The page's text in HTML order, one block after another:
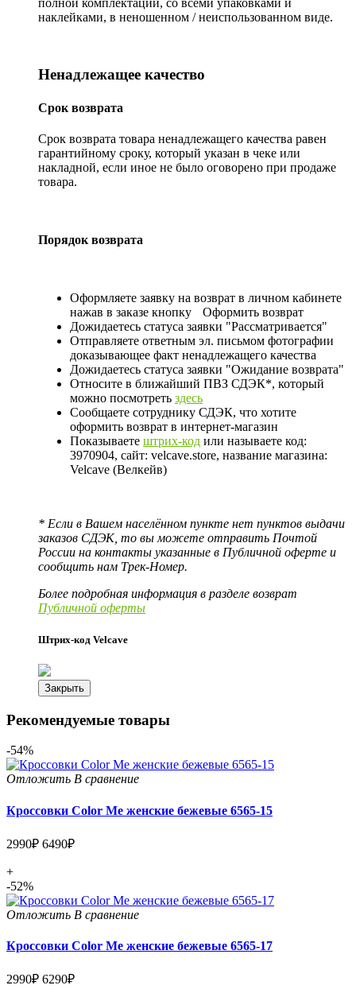
наклейками, в неношенном / неиспользованном виде.
Ненадлежащее качество
Срок возврата
Срок возврата товара ненадлежащего качества равен
гарантийному сроку, который указан в чеке или
накладной, если иное не было оговорено при продаже
товара.
Порядок возврата
Оформляете заявку на возврат в личном кабинете
нажав в заказе кнопку
Оформить возврат
Дожидаетесь статуса заявки "Рассматривается"
Отправляете ответным эл. письмом фотографии
доказывающее факт ненадлежащего качества
Дожидаетесь статуса заявки "Ожидание возврата"
Относите в ближайший ПВЗ СДЭК*, который
можно посмотреть здесь
Сообщаете сотруднику СДЭК, что хотите
оформить возврат в интернет-магазин
Показываете штрих-код или называете код:
3970904, сайт: velcave.store, название магазина:
Velcave (Велкейв)
* Если в Вашем населённом пункте нет пунктов выдачи
заказов СДЭК, то вы можете отправить Почтой
России на контакты указанные в Публичной оферте и
сообщить нам Трек-Номер.
Более подробная информация в разделе возврат
Публичной оферты
Штрих-код Velcave
Закрыть
Рекомендуемые товары
-54%
Отложить В сравнение
Кроссовки Color Me женские бежевые 6565-15
2990₽ 6490₽
+
-52%
Отложить В сравнение
Кроссовки Color Me женские бежевые 6565-17
2990₽ 6290₽